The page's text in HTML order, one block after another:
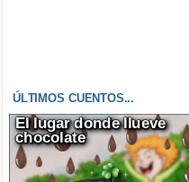
ÚLTIMOS CUENTOS...
El lugar donde llueve
chocolate